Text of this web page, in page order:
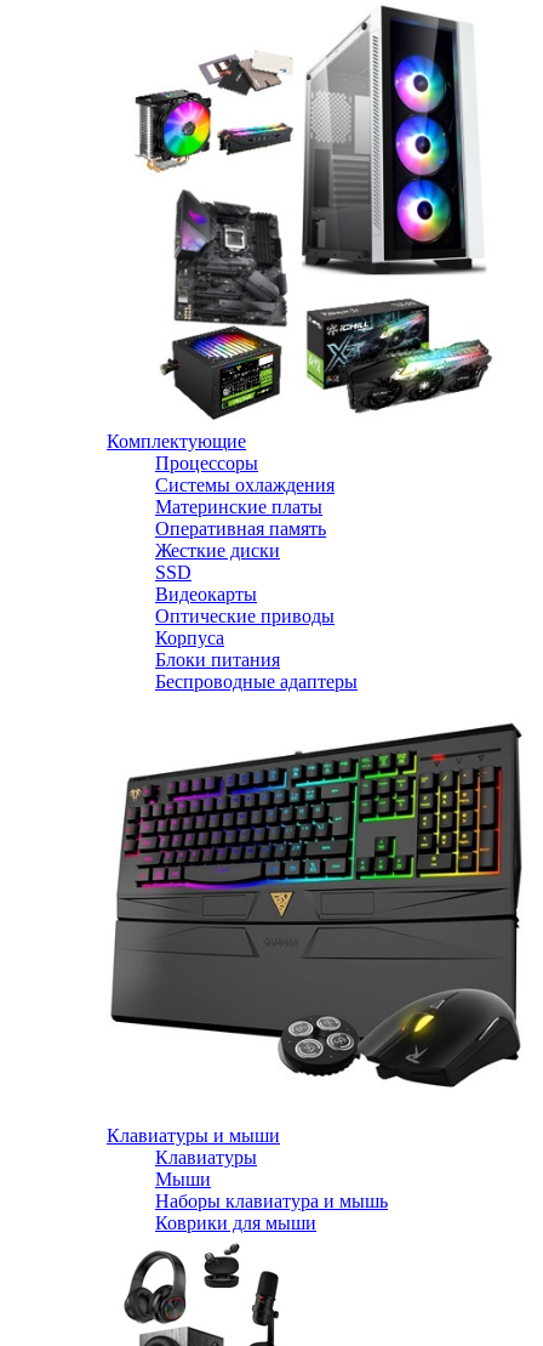
Комплектующие
Процессоры
Системы охлаждения
Материнские платы
Оперативная память
Жесткие диски
SSD
Видеокарты
Оптические приводы
Корпуса
Блоки питания
Беспроводные адаптеры
Клавиатуры и мыши
Клавиатуры
Мыши
Наборы клавиатура и мышь
Коврики для мыши